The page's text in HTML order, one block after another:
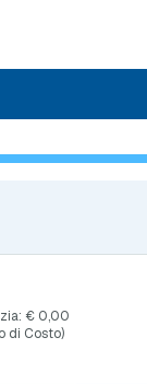
€ 0,00
di Costo)